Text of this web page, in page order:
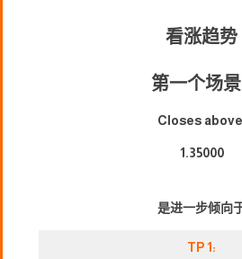
看涨趋势
第一个场景
Closes
1.35000
是进一步倾向
TP 1: